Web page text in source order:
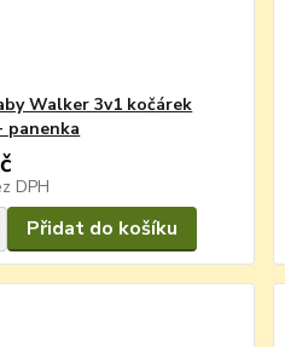
Walker 3v1 kočárek
panenka
DPH
Přidat do košíku